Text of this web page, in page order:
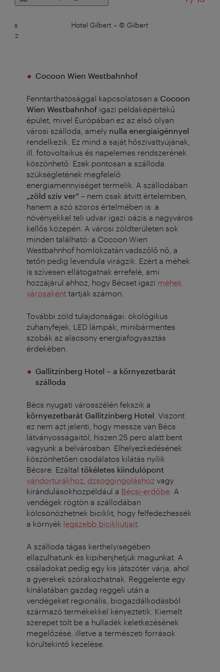
is
Herz
Hotel Gilbert – © Gilbert
Cocoon Wien Westbahnhof
Fenntarthatósággal kapcsolatosan a Cocoon
Wien Westbahnhof igazi példaképértékű
épület, mivel Európában ez az első olyan
városi szálloda, amely nulla energiaigénnyel
rendelkezik. Ez mind a saját hőszivattyújának,
ill. fotovoltaikus és napelemes rendszerének
köszönhető. Ezek pontosan a szálloda
szükségletének megfelelő
energiamennyiséget termelik. A szállodában
„zöld szív ver” – nem csak átvitt értelemben,
hanem a szó szoros értelmében is: a
növényekkel teli udvar igazi oázis a nagyváros
kellős közepén. A városi zöldterületen sok
minden található: a Cocoon Wien
Westbahnhof homlokzatán vadszőlő nő, a
tetőn pedig levendula virágzik. Ezért a méhek
is szívesen ellátogatnak errefelé, ami
hozzájárul ahhoz, hogy Bécset igazi méhek
városaként tartják számon.
További zöld tulajdonságai: ökológikus
zuhanyfejek, LED lámpák, minibármentes
szobák az alacsony energiafogyasztás
érdekében.
Gallitzinberg Hotel – a környezetbarát
szálloda
Bécs nyugati városszélén fekszik a
környezetbarát Gallitzinberg Hotel . Viszont
ez nem azt jelenti, hogy messze van Bécs
látványosságaitól, hiszen 25 perc alatt bent
vagyunk a belvárosban. Elhelyezkedésének
köszönhetően csodálatos kilátás nyílik
Bécsre. Ezáltal tökéletes kiindulópont
vándortúrákhoz dzsoggingoláshoz vagy
kirándulásokhozpéldául a Bécsi-erdőbe . A
vendégek rögtön a szállodában
kölcsönözhetnek biciklit, hogy felfedezhessék
a környék legszebb bicikliútjait
A szálloda tágas kerthelyiségében
ellazulhatunk és kipihenjhetjük magunkat. A
csáladokat pedig egy kis játszótér várja, ahol
a gyerekek szórakozhatnak. Reggelente egy
kínálatában gazdag reggeli után a
vendégeket regionális, biogazdálkodásból
származó termékekkel kényeztetik. Kiemelt
szerepet tölt be a hulladék keletkezésének
megelőzésé, illetve a természeti források
körültekintő kezelése.